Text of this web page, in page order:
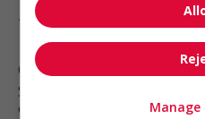
Technicien(ne) en
Gaspé
Services sociaux, sciences
et éducation